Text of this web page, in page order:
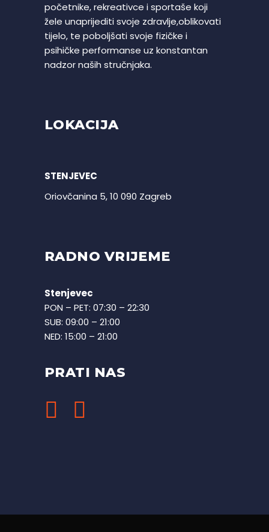
početnike, rekreativce i sportaše koji
žele unaprijediti svoje zdravlje,oblikovati
tijelo, te poboljšati svoje fizičke i
psihičke performanse uz konstantan
nadzor naših stručnjaka.
LOKACIJA
STENJEVEC
Oriovčanina 5, 10 090 Zagreb
RADNO VRIJEME
Stenjevec
PON – PET: 07:30 – 22:30
SUB: 09:00 – 21:00
NED: 15:00 – 21:00
PRATI NAS